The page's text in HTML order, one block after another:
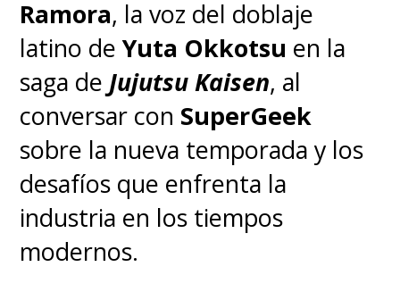
Ramora, la voz del doblaje
latino deYuta Okkotsu en la
saga de Jujutsu Kaisen, al
conversar con SuperGeek
sobre la nueva temporada y los
desafíos que enfrenta la
industria en los tiempos
modernos.